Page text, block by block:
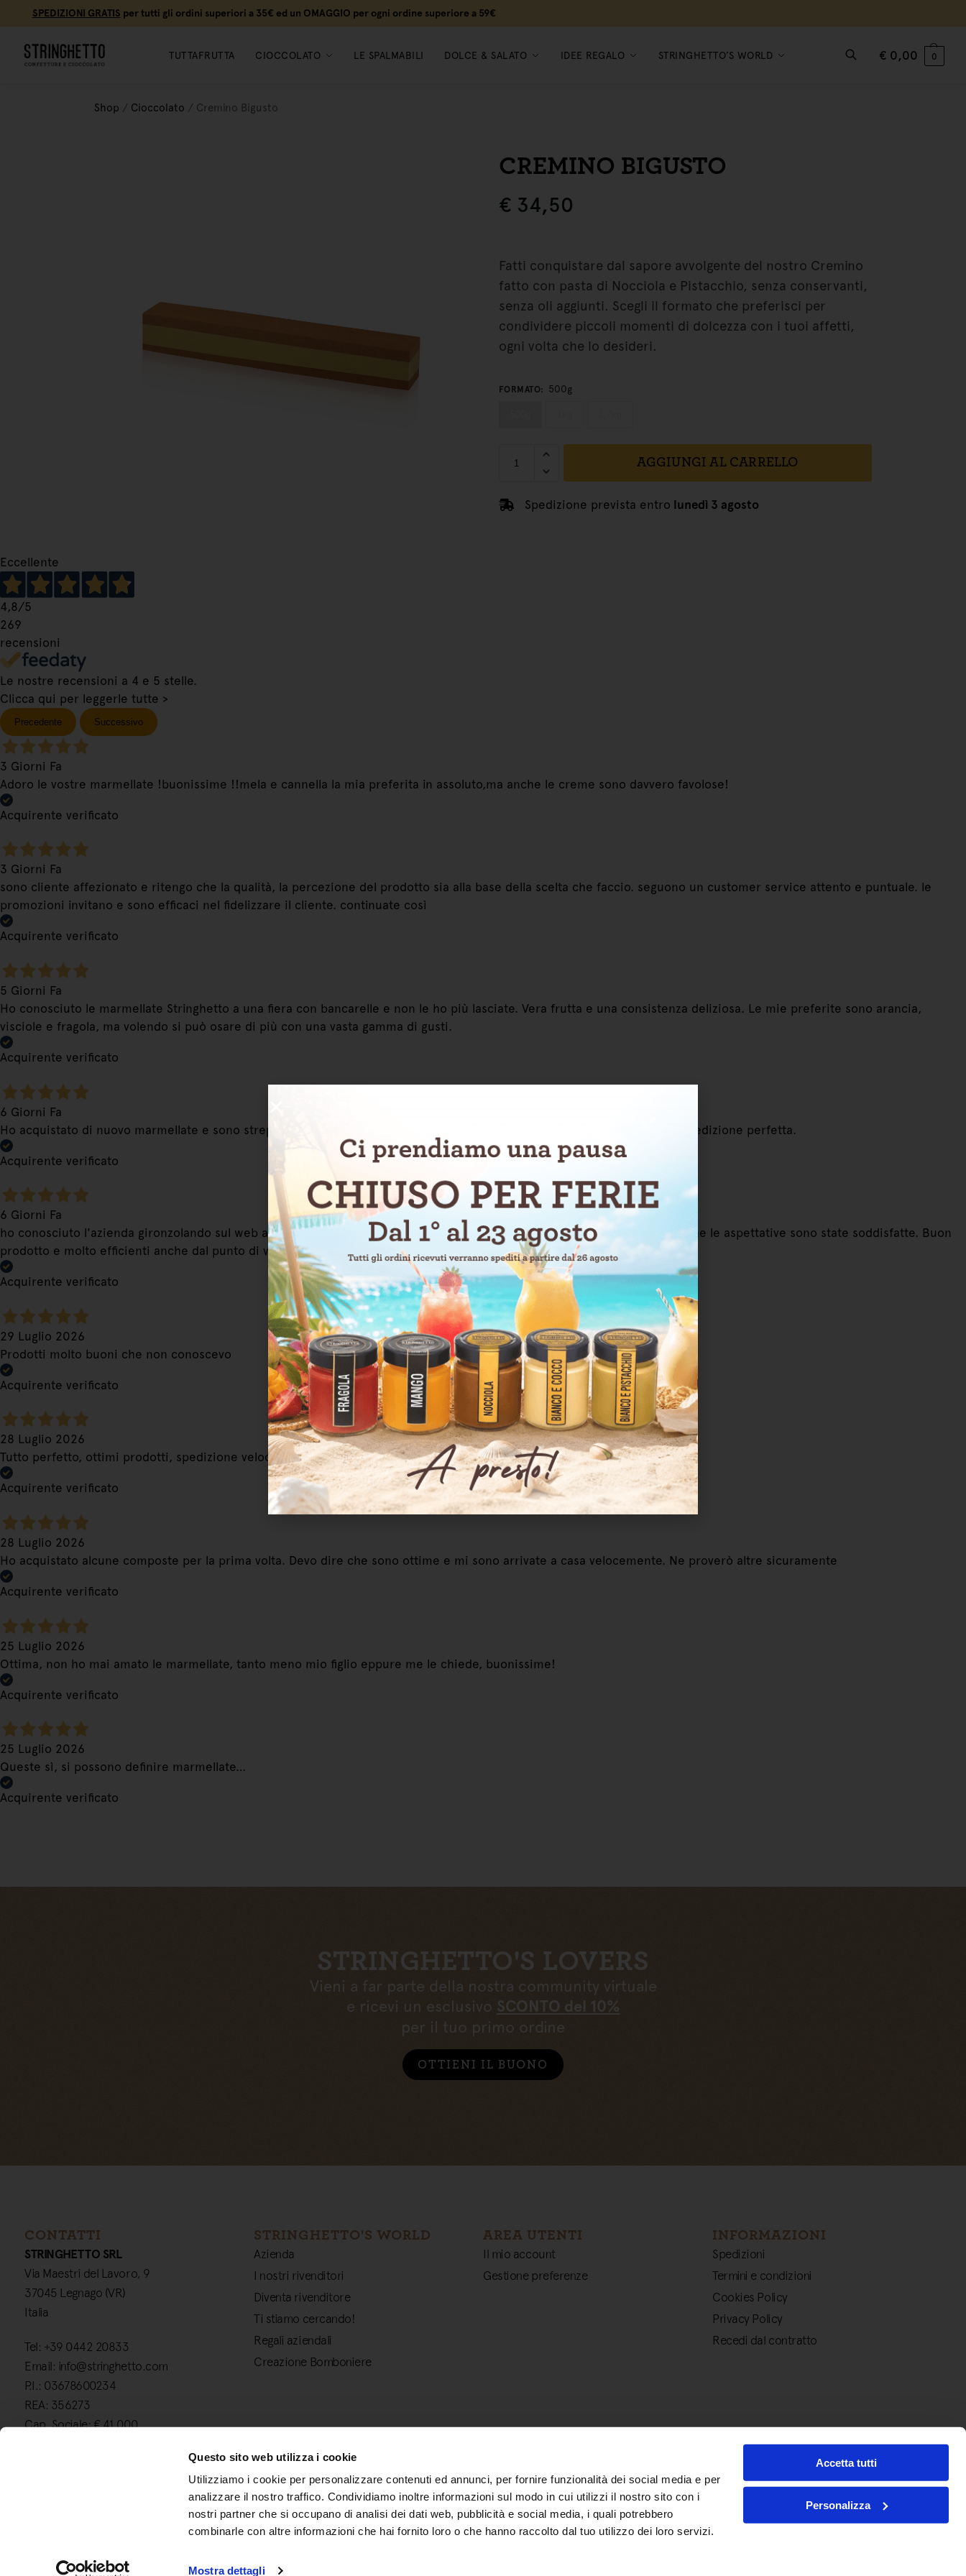
Questo sito web utilizza i cookie
Utilizziamo i cookie per personalizzare contenuti ed annunci, per fornire funzionalità dei social media e per
analizzare il nostro traffico. Condividiamo inoltre informazioni sul modo in cui utilizzi il nostro sito con i
nostri partner che si occupano di analisi dei dati web, pubblicità e social media, i quali potrebbero
combinarle con altre informazioni che hai fornito loro o che hanno raccolto dal tuo utilizzo dei loro servizi.
Mostra dettagli
Accetta tutti
Personalizza
SPEDIZIONI GRATIS per tutti gli ordini superiori a 35€ ed un OMAGGIO per ogni ordine superiore a 59€
TUTTAFRUTTA CIOCCOLATO LE SPALMABILI DOLCE & SALATO IDEE REGALO STRINGHETTO’S WORLD
NUOVI ARRIVI
€ 0,00 0
Shop / Cioccolato / Cremino Bigusto
CREMINO BIGUSTO
€ 34,50
Fatti conquistare dal sapore avvolgente del nostro Cremino
fatto con pasta di Nocciola e Pistacchio, senza conservanti,
senza oli aggiunti. Scegli il formato che preferisci per
condividere piccoli momenti di dolcezza con i tuoi affetti,
ogni volta che lo desideri.
FORMATO: 500g
AGGIUNGI AL CARRELLO
Spedizione prevista entro lunedì 3 agosto
Eccellente
4,8/5
269
recensioni
Le nostre recensioni a 4 e 5 stelle.
Clicca qui per leggerle tutte >
Precedente Successivo
3 Giorni Fa
Adoro le vostre marmellate !buonissime !!mela e cannella la mia preferita in assoluto,ma anche le creme sono davvero favolose!
Acquirente verificato
3 Giorni Fa
sono cliente affezionato e ritengo che la qualità, la percezione del prodotto sia alla base della scelta che faccio. seguono un customer service attento e puntuale. le
promozioni invitano e sono efficaci nel fidelizzare il cliente. continuate così
Acquirente verificato
5 Giorni Fa
Ho conosciuto le marmellate Stringhetto a una fiera con bancarelle e non le ho più lasciate. Vera frutta e una consistenza deliziosa. Le mie preferite sono arancia,
visciole e fragola, ma volendo si può osare di più con una vasta gamma di gusti.
Acquirente verificato
6 Giorni Fa
Ho acquistato di nuovo marmellate e sono strepitose. Condivido la loro bontà con amici e farò sicuramente altri ordini. Spedizione perfetta.
Acquirente verificato
6 Giorni Fa
ho conosciuto l'azienda gironzolando sul web alla ricerca di marmellate che contengano veramente la frutta e devo dire che le aspettative sono state soddisfatte. Buon
prodotto e molto efficienti anche dal punto di vista della spedizione e consegna
Acquirente verificato
29 Luglio 2026
Prodotti molto buoni che non conoscevo
Acquirente verificato
28 Luglio 2026
Tutto perfetto, ottimi prodotti, spedizione veloce
Acquirente verificato
28 Luglio 2026
Ho acquistato alcune composte per la prima volta. Devo dire che sono ottime e mi sono arrivate a casa velocemente. Ne proverò altre sicuramente
Acquirente verificato
25 Luglio 2026
Ottima, non ho mai amato le marmellate, tanto meno mio figlio eppure me le chiede, buonissime!
Acquirente verificato
25 Luglio 2026
Queste sì, si possono definire marmellate…
Acquirente verificato
STRINGHETTO'S LOVERS
Vieni a far parte della nostra community virtuale
e ricevi un esclusivo SCONTO del 10%
per il tuo primo ordine
OTTIENI IL BUONO
CONTATTI
STRINGHETTO SRL
Via Maestri del Lavoro, 9
37045 Legnago (VR)
Italia
Tel: +39 0442 20833
Email: info@stringhetto.com
P.I.: 03678600234
REA: 356273
Cap. Sociale: € 41.000
STRINGHETTO'S WORLD
Azienda
I nostri rivenditori
Diventa rivenditore
Ti stiamo cercando!
Regali aziendali
Creazione Bomboniere
AREA UTENTI
Il mio account
Gestione preferenze
INFORMAZIONI
Spedizioni
Termini e condizioni
Cookies Policy
Privacy Policy
Recedi dal contratto